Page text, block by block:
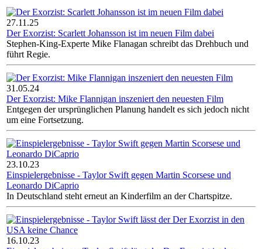
27.11.25
Der Exorzist: Scarlett Johansson ist im neuen Film dabei
Stephen-King-Experte Mike Flanagan schreibt das Drehbuch und
führt Regie.
31.05.24
Der Exorzist: Mike Flannigan inszeniert den neuesten Film
Entgegen der ursprünglichen Planung handelt es sich jedoch nicht
um eine Fortsetzung.
23.10.23
Einspielergebnisse - Taylor Swift gegen Martin Scorsese und
Leonardo DiCaprio
In Deutschland steht erneut an Kinderfilm an der Chartspitze.
16.10.23